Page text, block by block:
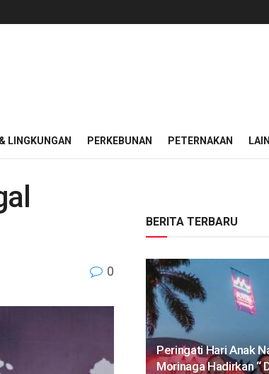
LINGKUNGAN PERKEBUNAN PETERNAKAN
0
BERITA TERBARU
Peringati Hari Anak
Morinaga Hadirkan “